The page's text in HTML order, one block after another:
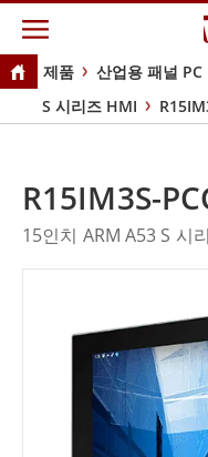
제품 산업용 패널
S 시리즈 HMI
R15IM3S-
15인치 ARM A53 S 시